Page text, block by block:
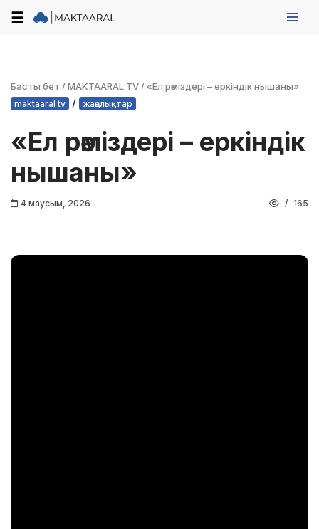
☰
Басты бет /MAKTAARAL TV / «Ел рәміздері – еркіндік нышаны»
maktaaral tv / жаңалықтар
«Ел рәміздері – еркіндік
нышаны»
4 маусым, 2026 165